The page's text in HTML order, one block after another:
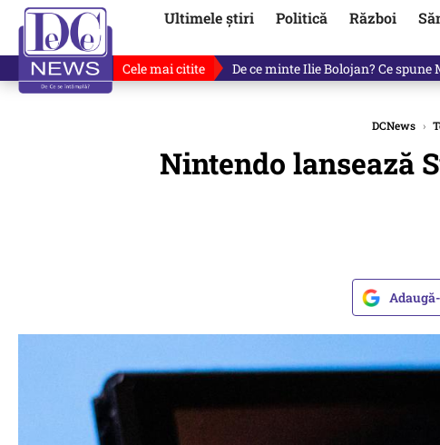
Ultimele știri Politică Război
Cele mai citite Fotografia cu Ilie Bolojan care
DCNews ›
Nintendo lansează